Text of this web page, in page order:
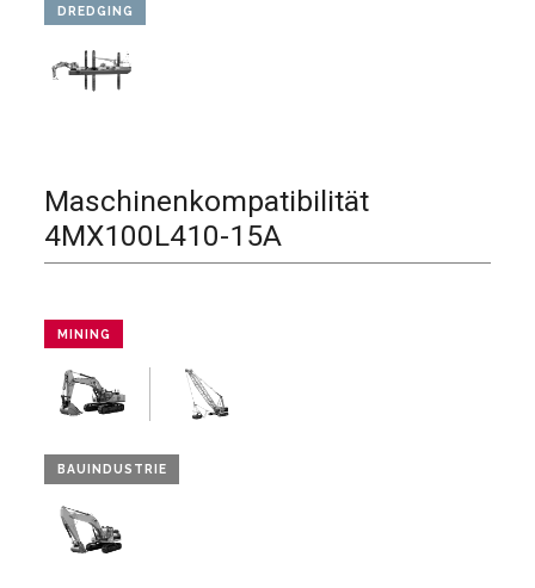
DREDGING
Maschinenkompatibilität
4MX100L410-15A
MINING
BAUINDUSTRIE